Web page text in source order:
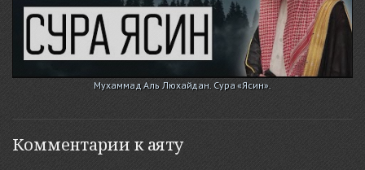
Мухаммад Аль Люхайдан. Сура «Ясин».
Комментарии к аяту